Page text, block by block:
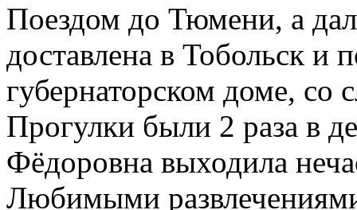
Поездом до Тюмени, а
доставлена в Тобольск и
губернаторском доме, со
Прогулки были 2 раза в
Фёдоровна выходила
Любимыми